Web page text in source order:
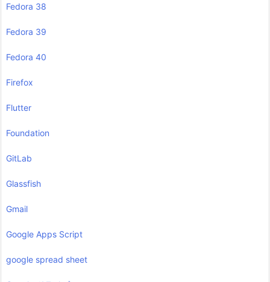
Fedora 38
Fedora 39
Fedora 40
Firefox
Flutter
Foundation
GitLab
Glassfish
Gmail
Google Apps Script
google spread sheet